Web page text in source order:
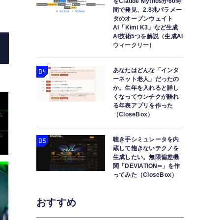
間で発見、2.8兆パラメー
タのオープンウェイト
AI「Kimi K3」など生成
AI技術5つを解説（生成AI
ウィークリー）
あなたはどんな「インタ
ーネット老人」だったの
か。生年を入れると詳し
くなってウンチクが語れ
る年表アプリを作った
（CloseBox）
聴き手シミュレータを内
蔵して飽きないテクノを
生成したい。無限偏差機
関「DEVIATION∞」を作
ってみた（CloseBox）
おすすめ